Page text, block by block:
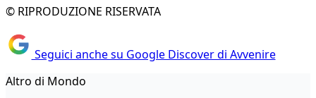
© RIPRODUZIONE RISERVATA
Seguici anche su Google Discover di Avvenire
Altro di Mondo